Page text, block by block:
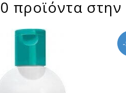
προϊόντα στην